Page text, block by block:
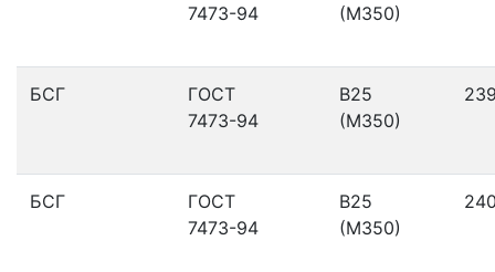
7473-94
(М350)
БСГ
ГОСТ
7473-94
В25
(М350)
БСГ
ГОСТ
7473-94
В25
(М350)